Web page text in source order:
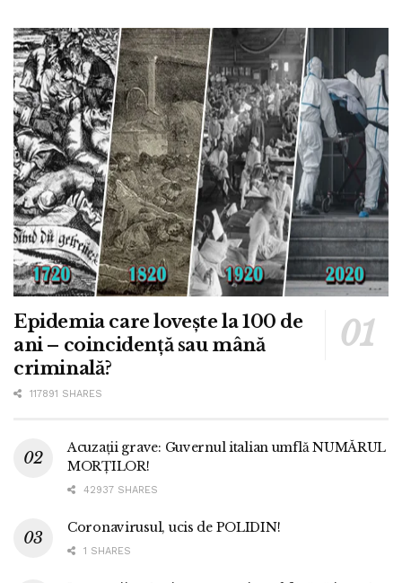
Epidemia care lovește la 100 de
ani – coincidență sau mână
criminală?
117891 SHARES
Acuzații grave: Guvernul italian umflă NUMĂRUL
MORȚILOR!
42937 SHARES
Coronavirusul, ucis de POLIDIN!
1 SHARES